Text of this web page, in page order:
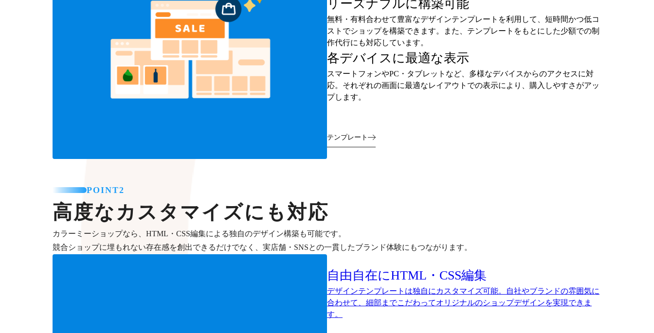
リーズナブルに構築可能
無料・有料合わせて豊富なデザインテンプレートを利用して、短時間かつ低コ
ストでショップを構築できます。また、テンプレートをもとにした少額での制
作代行にも対応しています。
各デバイスに最適な表示
スマートフォンやPC・タブレットなど、多様なデバイスからのアクセスに対
応。それぞれの画面に最適なレイアウトでの表示により、購入しやすさがアッ
プします。
テンプレート
POINT2
高度なカスタマイズにも対応
カラーミーショップなら、HTML・CSS編集による独自のデザイン構築も可能です。
競合ショップに埋もれない存在感を創出できるだけでなく、実店舗・SNSとの一貫したブランド体験にもつながります。
自由自在にHTML・CSS編集
デザインテンプレートは独自にカスタマイズ可能。自社やブランドの雰囲気に
合わせて、細部までこだわってオリジナルのショップデザインを実現できま
す。